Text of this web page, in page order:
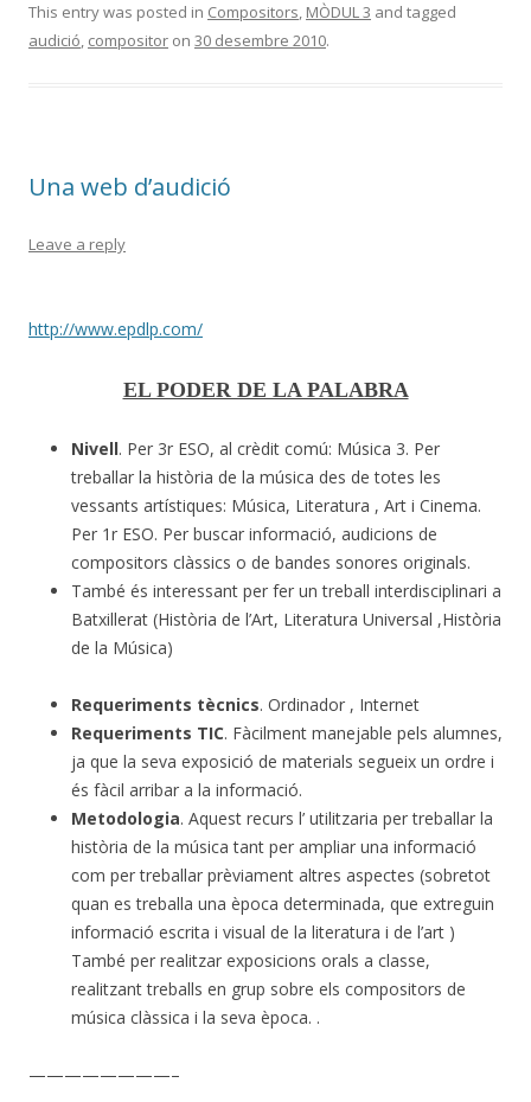
This entry was posted in Compositors, MÒDUL 3 and tagged
audició, compositor on 30 desembre 2010.
Una web d’audició
Leave a reply
http://www.epdlp.com/
EL PODER DE LA PALABRA
Nivell. Per 3r ESO, al crèdit comú: Música 3. Per
treballar la història de la música des de totes les
vessants artístiques: Música, Literatura , Art i Cinema.
Per 1r ESO. Per buscar informació, audicions de
compositors clàssics o de bandes sonores originals.
També és interessant per fer un treball interdisciplinari a
Batxillerat (Història de l’Art, Literatura Universal ,Història
de la Música)
Requeriments tècnics. Ordinador , Internet
Requeriments TIC. Fàcilment manejable pels alumnes,
ja que la seva exposició de materials segueix un ordre i
és fàcil arribar a la informació.
Metodologia. Aquest recurs l’ utilitzaria per treballar la
història de la música tant per ampliar una informació
com per treballar prèviament altres aspectes (sobretot
quan es treballa una època determinada, que extreguin
informació escrita i visual de la literatura i de l’art )
També per realitzar exposicions orals a classe,
realitzant treballs en grup sobre els compositors de
música clàssica i la seva època. .
————————–